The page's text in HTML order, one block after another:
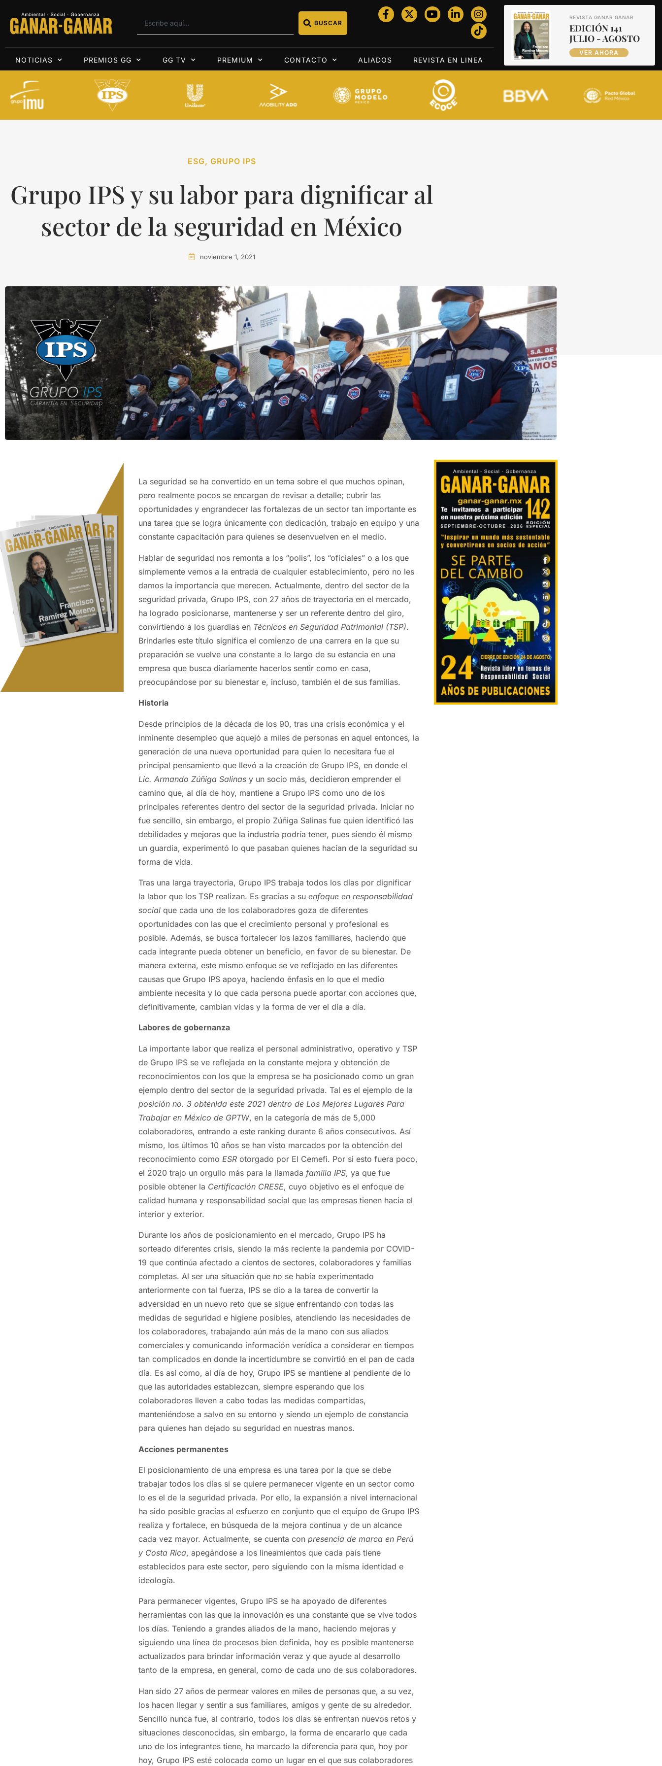
BUSCAR
NOTICIAS PREMIOS GG GG TV PREMIUM CONTACTO ALIADOS REVISTA EN LINEA
REVISTA GANAR GANAR
EDICIÓN 141
JULIO - AGOSTO
VER AHORA
ESG, GRUPO IPS
Grupo IPS y su labor para dignificar al
sector de la seguridad en México
noviembre 1, 2021
La seguridad se ha convertido en un tema sobre el que muchos opinan,
pero realmente pocos se encargan de revisar a detalle; cubrir las
oportunidades y engrandecer las fortalezas de un sector tan importante es
una tarea que se logra únicamente con dedicación, trabajo en equipo y una
constante capacitación para quienes se desenvuelven en el medio.
Hablar de seguridad nos remonta a los “polis”, los “oficiales” o a los que
simplemente vemos a la entrada de cualquier establecimiento, pero no les
damos la importancia que merecen. Actualmente, dentro del sector de la
seguridad privada, Grupo IPS, con 27 años de trayectoria en el mercado,
ha logrado posicionarse, mantenerse y ser un referente dentro del giro,
convirtiendo a los guardias en Técnicos en Seguridad Patrimonial (TSP).
Brindarles este título significa el comienzo de una carrera en la que su
preparación se vuelve una constante a lo largo de su estancia en una
empresa que busca diariamente hacerlos sentir como en casa,
preocupándose por su bienestar e, incluso, también el de sus familias.
Historia
Desde principios de la década de los 90, tras una crisis económica y el
inminente desempleo que aquejó a miles de personas en aquel entonces, la
generación de una nueva oportunidad para quien lo necesitara fue el
principal pensamiento que llevó a la creación de Grupo IPS, en donde el
Lic. Armando Zúñiga Salinasy un socio más, decidieron emprender el
camino que, al día de hoy, mantiene a Grupo IPS como uno de los
principales referentes dentro del sector de la seguridad privada. Iniciar no
fue sencillo, sin embargo, el propio Zúñiga Salinas fue quien identificó las
debilidades y mejoras que la industria podría tener, pues siendo él mismo
un guardia, experimentó lo que pasaban quienes hacían de la seguridad su
forma de vida.
Tras una larga trayectoria, Grupo IPS trabaja todos los días por dignificar
la labor que los TSP realizan. Es gracias a su enfoque en responsabilidad
socialque cada uno de los colaboradores goza de diferentes
oportunidades con las que el crecimiento personal y profesional es
posible. Además, se busca fortalecer los lazos familiares, haciendo que
cada integrante pueda obtener un beneficio, en favor de su bienestar. De
manera externa, este mismo enfoque se ve reflejado en las diferentes
causas que Grupo IPS apoya, haciendo énfasis en lo que el medio
ambiente necesita y lo que cada persona puede aportar con acciones que,
definitivamente, cambian vidas y la forma de ver el día a día.
Labores de gobernanza
La importante labor que realiza el personal administrativo, operativo y TSP
de Grupo IPS se ve reflejada en la constante mejora y obtención de
reconocimientos con los que la empresa se ha posicionado como un gran
ejemplo dentro del sector de la seguridad privada. Tal es el ejemplo de la
posición no. 3 obtenida este 2021 dentro de Los Mejores Lugares Para
Trabajar en México de GPTW, en la categoría de más de 5,000
colaboradores, entrando a este ranking durante 6 años consecutivos. Así
mismo, los últimos 10 años se han visto marcados por la obtención del
reconocimiento como ESRotorgado por El Cemefi. Por si esto fuera poco,
el 2020 trajo un orgullo más para la llamada familia IPS, ya que fue
posible obtener la Certificación CRESE, cuyo objetivo es el enfoque de
calidad humana y responsabilidad social que las empresas tienen hacia el
interior y exterior.
Durante los años de posicionamiento en el mercado, Grupo IPS ha
sorteado diferentes crisis, siendo la más reciente la pandemia por COVID-
19 que continúa afectado a cientos de sectores, colaboradores y familias
completas. Al ser una situación que no se había experimentado
anteriormente con tal fuerza, IPS se dio a la tarea de convertir la
adversidad en un nuevo reto que se sigue enfrentando con todas las
medidas de seguridad e higiene posibles, atendiendo las necesidades de
los colaboradores, trabajando aún más de la mano con sus aliados
comerciales y comunicando información verídica a considerar en tiempos
tan complicados en donde la incertidumbre se convirtió en el pan de cada
día. Es así como, al día de hoy, Grupo IPS se mantiene al pendiente de lo
que las autoridades establezcan, siempre esperando que los
colaboradores lleven a cabo todas las medidas compartidas,
manteniéndose a salvo en su entorno y siendo un ejemplo de constancia
para quienes han dejado su seguridad en nuestras manos.
Acciones permanentes
El posicionamiento de una empresa es una tarea por la que se debe
trabajar todos los días si se quiere permanecer vigente en un sector como
lo es el de la seguridad privada. Por ello, la expansión a nivel internacional
ha sido posible gracias al esfuerzo en conjunto que el equipo de Grupo IPS
realiza y fortalece, en búsqueda de la mejora continua y de un alcance
cada vez mayor. Actualmente, se cuenta con presencia de marca en Perú
y Costa Rica, apegándose a los lineamientos que cada país tiene
establecidos para este sector, pero siguiendo con la misma identidad e
ideología.
Para permanecer vigentes, Grupo IPS se ha apoyado de diferentes
herramientas con las que la innovación es una constante que se vive todos
los días. Teniendo a grandes aliados de la mano, haciendo mejoras y
siguiendo una línea de procesos bien definida, hoy es posible mantenerse
actualizados para brindar información veraz y que ayude al desarrollo
tanto de la empresa, en general, como de cada uno de sus colaboradores.
Han sido 27 años de permear valores en miles de personas que, a su vez,
los hacen llegar y sentir a sus familiares, amigos y gente de su alrededor.
Sencillo nunca fue, al contrario, todos los días se enfrentan nuevos retos y
situaciones desconocidas, sin embargo, la forma de encararlo que cada
uno de los integrantes tiene, ha marcado la diferencia para que, hoy por
hoy, Grupo IPS esté colocada como un lugar en el que sus colaboradores